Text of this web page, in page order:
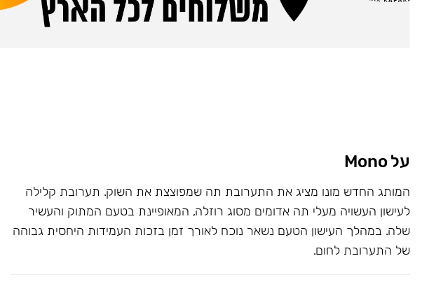
על Mono
המותג החדש מונו מציג את התערובת תה שמפוצצת את השוק. תערובת קלילה
לעישון העשויה מעלי תה אדומים מסוג רוזלה, המאופיינת בטעם המתוק והעשיר
שלה. במהלך העישון הטעם נשאר נוכח לאורך זמן בזכות העמידות היחסית גבוהה
של התערובת לחום.